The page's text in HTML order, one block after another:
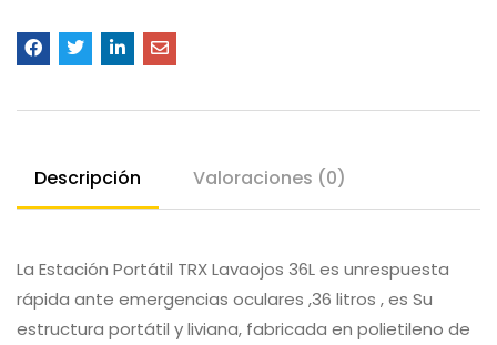
Descripción Valoraciones (0)
La Estación Portátil TRX Lavaojos 36L es unrespuesta
rápida ante emergencias oculares ,36 litros , es Su
estructura portátil y liviana, fabricada en polietileno de